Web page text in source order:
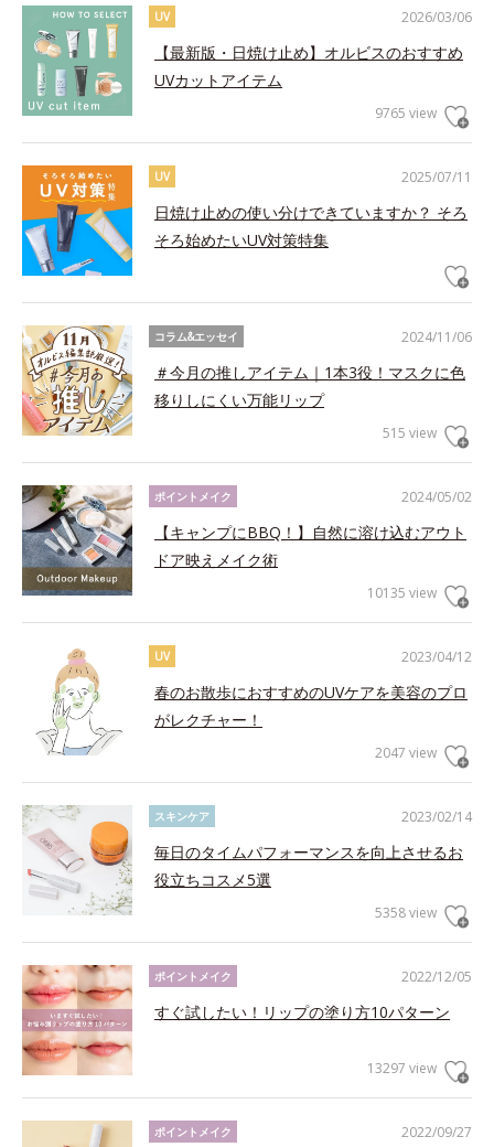
2026/03/06
UV
【最新版・日焼け止め】オルビスのおすすめ
UVカットアイテム
9765 view
2025/07/11
UV
日焼け止めの使い分けできていますか？ そろ
そろ始めたいUV対策特集
2024/11/06
コラム&エッセイ
＃今月の推しアイテム｜1本3役！マスクに色
移りしにくい万能リップ
515 view
2024/05/02
ポイントメイク
【キャンプにBBQ！】自然に溶け込むアウト
ドア映えメイク術
10135 view
2023/04/12
UV
春のお散歩におすすめのUVケアを美容のプロ
がレクチャー！
2047 view
2023/02/14
スキンケア
毎日のタイムパフォーマンスを向上させるお
役立ちコスメ5選
5358 view
2022/12/05
ポイントメイク
すぐ試したい！リップの塗り方10パターン
13297 view
2022/09/27
ポイントメイク